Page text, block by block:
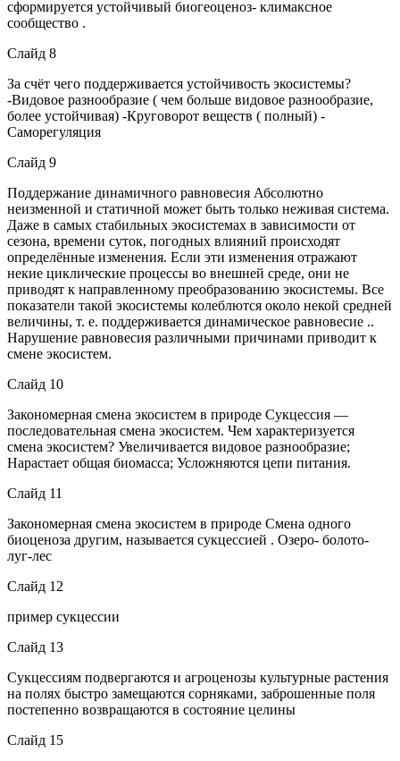
сформируется устойчивый биогеоценоз- климаксное
сообщество .
Слайд 8
За счёт чего поддерживается устойчивость экосистемы?
-Видовое разнообразие ( чем больше видовое разнообразие,
более устойчивая) -Круговорот веществ ( полный) -
Саморегуляция
Слайд 9
Поддержание динамичного равновесия Абсолютно
неизменной и статичной может быть только неживая система.
Даже в самых стабильных экосистемах в зависимости от
сезона, времени суток, погодных влияний происходят
определённые изменения. Если эти изменения отражают
некие циклические процессы во внешней среде, они не
приводят к направленному преобразованию экосистемы. Все
показатели такой экосистемы колеблются около некой средней
величины, т. е. поддерживается динамическое равновесие ..
Нарушение равновесия различными причинами приводит к
смене экосистем.
Слайд 10
Закономерная смена экосистем в природе Сукцессия —
последовательная смена экосистем. Чем характеризуется
смена экосистем? Увеличивается видовое разнообразие;
Нарастает общая биомасса; Усложняются цепи питания.
Слайд 11
Закономерная смена экосистем в природе Смена одного
биоценоза другим, называется сукцессией . Озеро- болото-
луг-лес
Слайд 12
пример сукцессии
Слайд 13
Сукцессиям подвергаются и агроценозы культурные растения
на полях быстро замещаются сорняками, заброшенные поля
постепенно возвращаются в состояние целины
Слайд 15